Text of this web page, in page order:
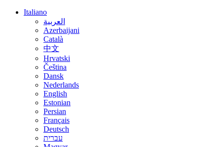
Italiano
العربية
Azerbaijani
Català
中文
Hrvatski
Čeština
Dansk
Nederlands
English
Estonian
Persian
Français
Deutsch
עברית